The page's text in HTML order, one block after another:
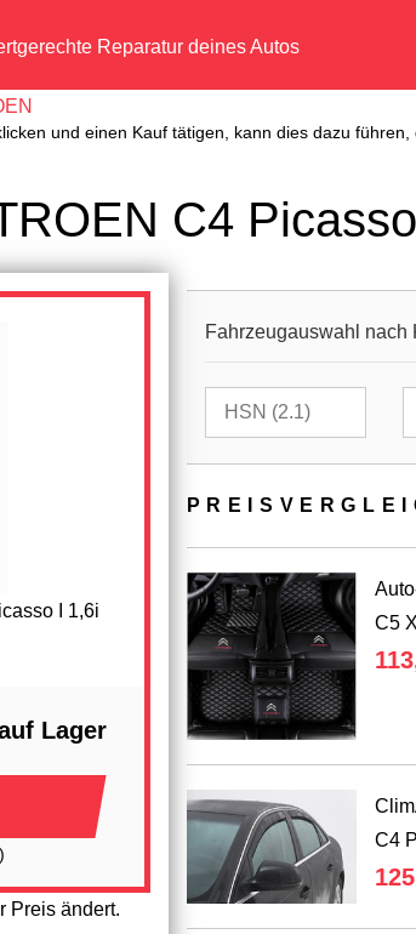
Reparatur deines Autos
und einen Kauf tätigen, kann dies dazu
C4
I 1,6i
Lager
Preis ändert.
Fahrzeugauswahl nach
C5
C4